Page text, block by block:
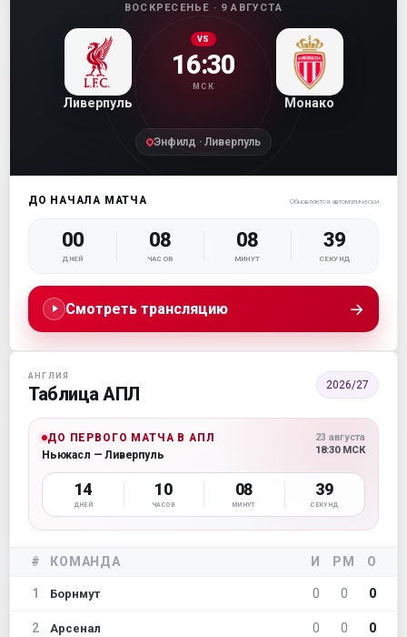
ВОСКРЕСЕНЬЕ · 9 АВГУСТА
Ливерпуль
VS
16:30
МСК
Монако
Энфилд · Ливерпуль
ДО НАЧАЛА МАТЧА Обновляется автоматически
00
ДНЕЙ
08
ЧАСОВ
08
МИНУТ
38
СЕКУНД
Смотреть трансляцию →
АНГЛИЯ
Таблица АПЛ 2026/27
ДО ПЕРВОГО МАТЧА В АПЛ
Ньюкасл — Ливерпуль
23 августа
18:30 МСК
14
ДНЕЙ
10
ЧАСОВ
08
МИНУТ
38
СЕКУНД
# КОМАНДА И РМ О
1 Борнмут 0 0 0
2 Арсенал 0 0 0